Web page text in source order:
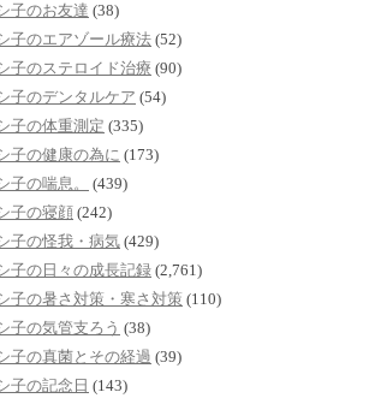
子のお友達 (38)
子のエアゾール療法 (52)
子のステロイド治療 (90)
子のデンタルケア (54)
子の体重測定 (335)
子の健康の為に (173)
子の喘息。
(439)
子の寝顔 (242)
子の怪我・病気 (429)
子の日々の成長記録 (2,761)
子の暑さ対策・寒さ対策 (110)
子の気管支ろう (38)
子の真菌とその経過 (39)
子の記念日 (143)